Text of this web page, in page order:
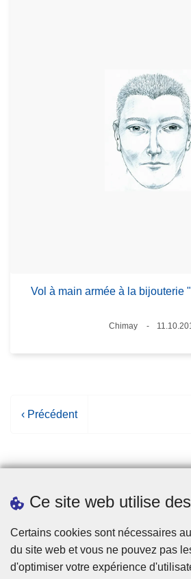
Ce site web utilise
Certains cookies sont nécessaires
du site web et vous ne pouvez pas
d'optimiser votre expérience
Vol à main armée à la bijouterie
Lieux
Chimay
P
e
r
c
é
d
‹ Précédent
Statistiques